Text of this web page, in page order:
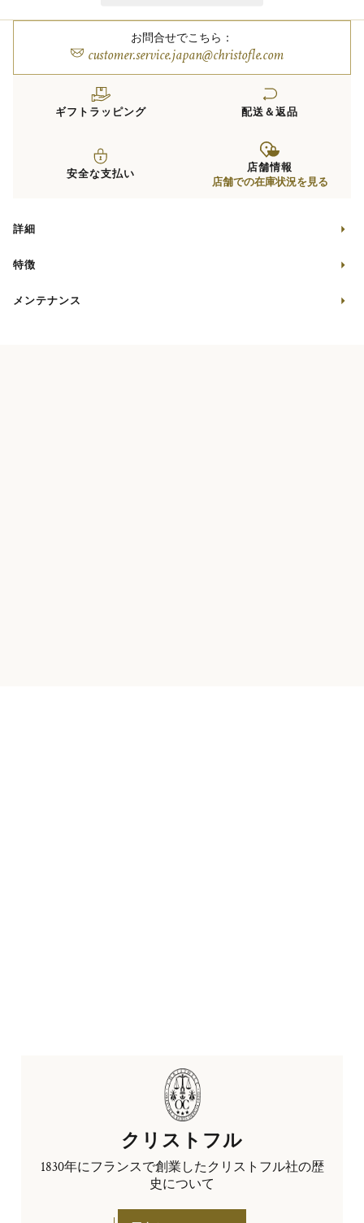
お問合せでこちら：
customer.service.japan@christofle.com
ギフトラッピング 配送＆返品
安全な支払い 店舗情報
店舗での在庫状況を見る
詳細
特徴
メンテナンス
クリストフル
1830年にフランスで創業したクリストフル社の歴
史について